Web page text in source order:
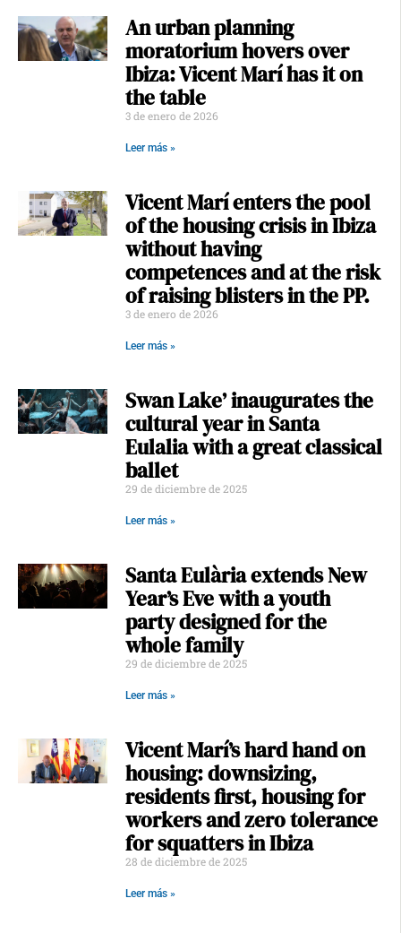
An urban planning
moratorium hovers over
Ibiza: Vicent Marí has it on
the table
3 de enero de 2026
Leer más »
Vicent Marí enters the pool
of the housing crisis in Ibiza
without having
competences and at the risk
of raising blisters in the PP.
3 de enero de 2026
Leer más »
Swan Lake’ inaugurates the
cultural year in Santa
Eulalia with a great classical
ballet
29 de diciembre de 2025
Leer más »
Santa Eulària extends New
Year’s Eve with a youth
party designed for the
whole family
29 de diciembre de 2025
Leer más »
Vicent Marí’s hard hand on
housing: downsizing,
residents first, housing for
workers and zero tolerance
for squatters in Ibiza
28 de diciembre de 2025
Leer más »